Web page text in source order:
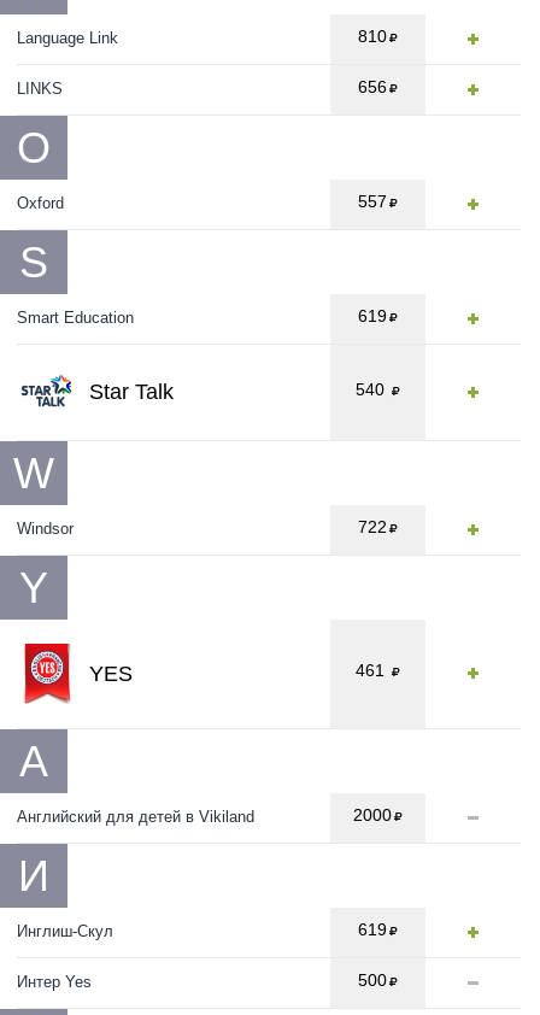
Language Link 810
LINKS 656
O
Oxford 557
S
Smart Education 619
Star Talk 540
W
Windsor 722
Y
YES 461
А
Английский для детей в Vikiland 2000
И
Инглиш-Скул 619
Интер Yes 500